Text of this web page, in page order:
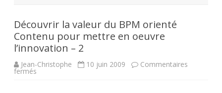
Découvrir la valeur du BPM orienté
Contenu pour mettre en oeuvre
l’innovation – 2
Jean-Christophe 10 juin 2009 Commentaires
fermés